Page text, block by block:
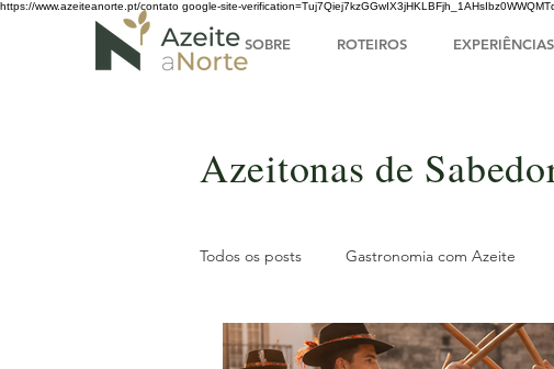
https://www.azeiteanorte.pt/contato google-site-
SOBRE ROTEIROS EXPERIÊNCIAS
Azeitonas de
Todos os posts Gastronomia com Azeite
Posts de Blog Tesouros do Norte